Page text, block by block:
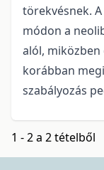
törekvésnek.
módon a
alól,
korábban
szabályozás
1 - 2 a 2 tételből